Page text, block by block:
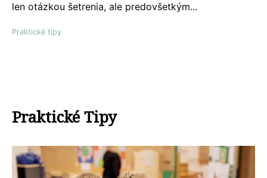
len otázkou šetrenia, ale predovšetkým...
Praktické tipy
Praktické Tipy